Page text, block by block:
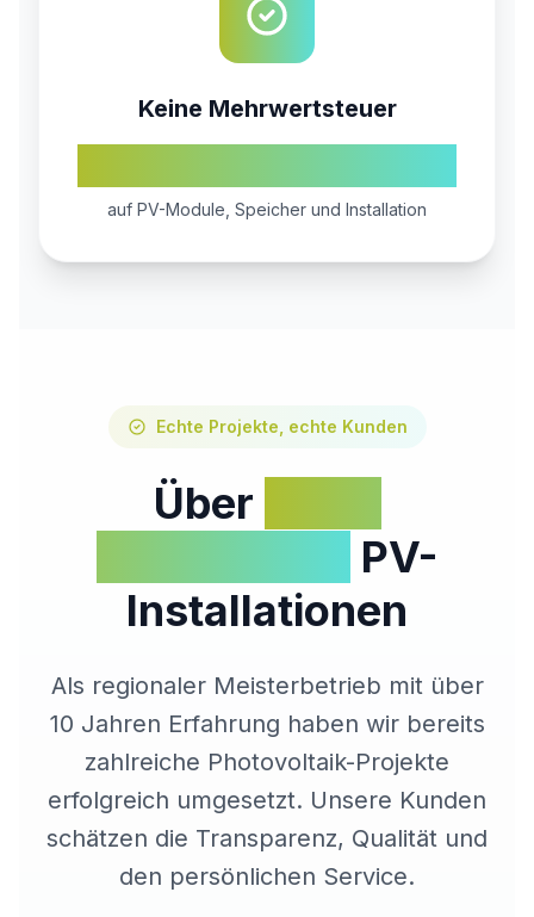
Keine Mehrwertsteuer
auf PV-Module, Speicher und Installation
Echte Projekte, echte Kunden
Über
PV-
Installationen
Als regionaler Meisterbetrieb mit über
10 Jahren Erfahrung haben wir bereits
zahlreiche Photovoltaik-Projekte
erfolgreich umgesetzt. Unsere Kunden
schätzen die Transparenz, Qualität und
den persönlichen Service.